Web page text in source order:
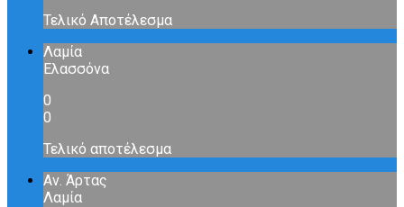
Τελικό Αποτέλεσμα
Λαμία
Ελασσόνα
0
0
Τελικό αποτέλεσμα
Αν. Άρτας
Λαμία